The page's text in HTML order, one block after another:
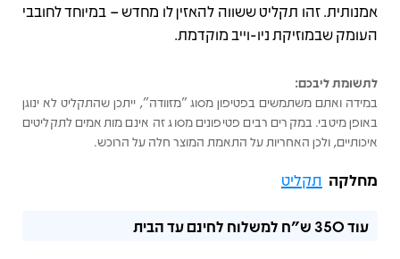
אמנותית. זהו תקליט ששווה להאזין לו מחדש – במיוחד לחובבי
העומק שבמוזיקת ניו-וייב מוקדמת.
לתשומת ליבכם:
במידה ואתם משתמשים בפטיפון מסוג "מזוודה", ייתכן שהתקליט לא ינוגן
באופן מיטבי. במקרים רבים פטיפונים מסוג זה אינם מותאמים לתקליטים
איכותיים, ולכן האחריות על התאמת המוצר חלה על הרוכש.
מחלקה תקליט
עוד350 ש"ח למשלוח לחינם עד הבית